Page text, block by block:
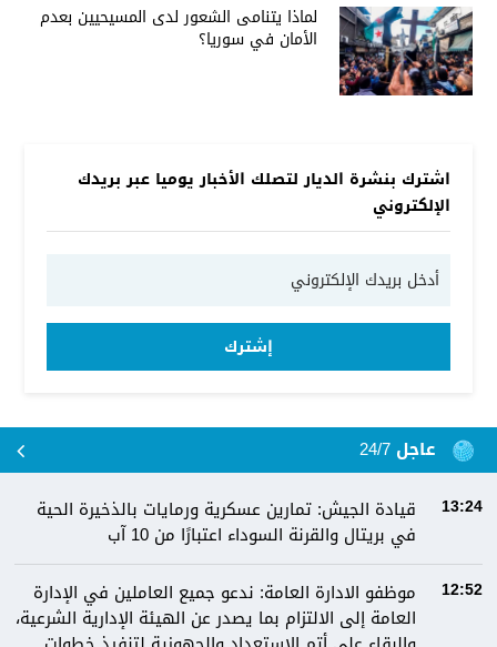
لماذا يتنامى الشعور لدى المسيحيين بعدم
الأمان في سوريا؟
اشترك بنشرة الديار لتصلك الأخبار يوميا عبر بريدك
الإلكتروني
إشترك
عاجل 24/7
13:24
قيادة الجيش: تمارين عسكرية ورمايات بالذخيرة الحية
في بريتال والقرنة السوداء اعتبارًا من 10 آب
12:52
موظفو الادارة العامة: ندعو جميع العاملين في الإدارة
العامة إلى الالتزام بما يصدر عن الهيئة الإدارية الشرعية،